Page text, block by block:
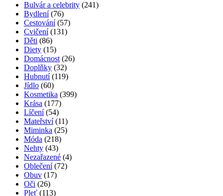
Bulvár a celebrity (241)
Bydlení(76)
Cestování(57)
Cvičení(131)
Děti (86)
Diety (15)
Domácnost (26)
Doplňky (32)
Hubnutí(119)
Jídlo (60)
Kosmetika (399)
Krása (177)
Líčení(54)
Mateřství(11)
Miminka (25)
Móda (218)
Nehty (43)
Nezařazené (4)
Oblečení(72)
Obuv (17)
Oči (26)
Pleť (113)